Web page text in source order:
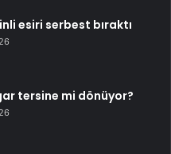
esiri serbest bıraktı
tersine mi dönüyor?